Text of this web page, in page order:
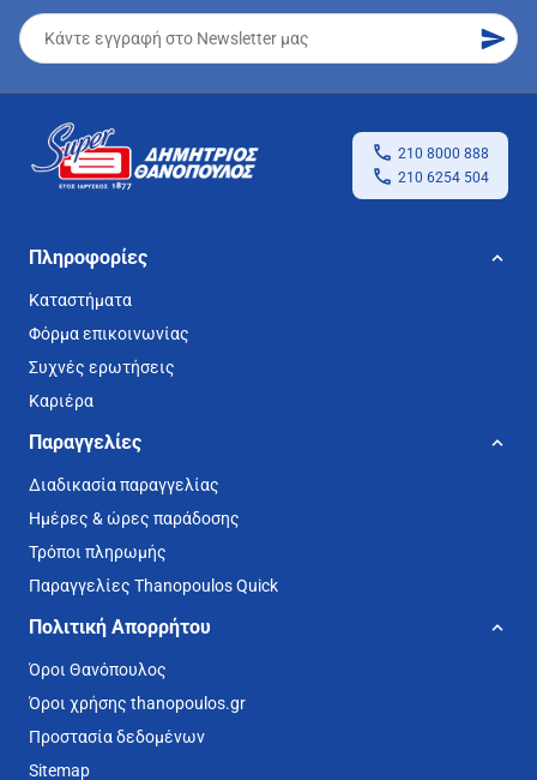
210 8000 888
210 6254 504
Πληροφορίες
Καταστήματα
Φόρμα επικοινωνίας
Συχνές ερωτήσεις
Καριέρα
Παραγγελίες
Διαδικασία παραγγελίας
Ημέρες & ώρες παράδοσης
Τρόποι πληρωμής
Παραγγελίες Thanopoulos Quick
Πολιτική Απορρήτου
Όροι Θανόπουλος
Όροι χρήσης thanopoulos.gr
Προστασία δεδομένων
Sitemap